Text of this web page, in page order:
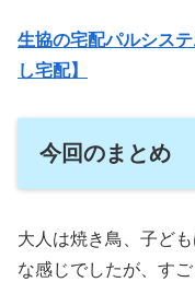
生協の宅配パルシス
し宅配】
今回のまとめ
大人は焼き鳥、子ど
な感じでしたが、すご